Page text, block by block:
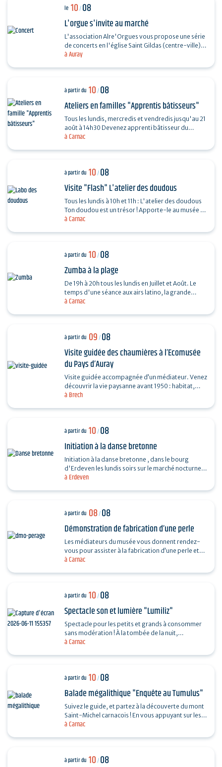
à Auray
le 10/08
L'orgue s'invite au marché
L'association Alre'Orgues vous propose une série
de concerts en l'église Saint Gildas (centre-ville).
à Carnac
à partir du 10/08
Ateliers en familles "Apprentis bâtisseurs"
Tous les lundis, mercredis et vendredis jusqu'au 21
août à 14h30 Devenez apprenti bâtisseur du
Néolithique pour percer les secrets de
à Carnac
à partir du 10/08
Visite "Flash" L'atelier des doudous
Tous les lundis à 10h et 11h : L'atelier des doudous
Ton doudou est un trésor ! Apporte-le au musée et
étudie-le comme un objet de collection. À…
à Carnac
à partir du 10/08
Zumba à la plage
De 19h à 20h tous les lundis en Juillet et Août. Le
temps d'une séance aux airs latino, la grande
plage se transforme en dancefloor avec Francine
à Brech
à partir du 09/08
Visite guidée des chaumières à l’Ecomusée
du Pays d’Auray
Visite guidée accompagnée d’un médiateur. Venez
découvrir la vie paysanne avant 1950 : habitat,
agriculture, paysage, savoir-faire… et enrichir…
à Erdeven
à partir du 10/08
Initiation à la danse bretonne
Initiation à la danse bretonne , dans le bourg
d'Erdeven les lundis soirs sur le marché nocturne.
Gratuit. En cas de forte chaleur, l'initiation se…
à Carnac
à partir du 08/08
Démonstration de fabrication d’une perle
Les médiateurs du musée vous donnent rendez-
vous pour assister à la fabrication d’une perle et
vous dévoiler les techniques ingénieuses…
à Carnac
à partir du 10/08
Spectacle son et lumière "Lumiliz"
Spectacle pour les petits et grands à consommer
sans modération ! À la tombée de la nuit,
découvrez un spectacle de projections
à Carnac
à partir du 10/08
Balade mégalithique "Enquête au Tumulus"
Suivez le guide, et partez à la découverte du mont
Saint-Michel carnacois ! En vous appuyant sur les
découvertes archéologiques et vos observations,
à partir du 10/08